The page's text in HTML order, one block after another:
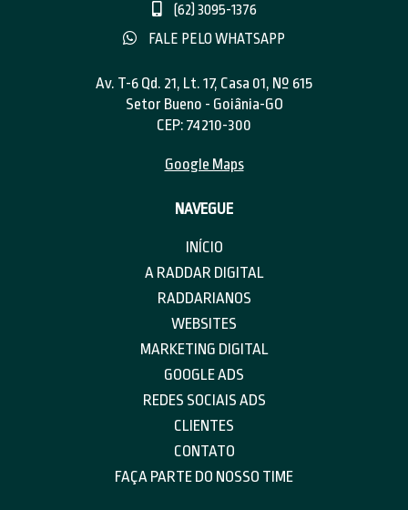
(62) 3095-1376
FALE PELO WHATSAPP
Av. T-6 Qd. 21, Lt. 17, Casa 01, Nº 615
Setor Bueno - Goiânia-GO
CEP: 74210-300
Google Maps
NAVEGUE
INÍCIO
A RADDAR DIGITAL
RADDARIANOS
WEBSITES
MARKETING DIGITAL
GOOGLE ADS
REDES SOCIAIS ADS
CLIENTES
CONTATO
FAÇA PARTE DO NOSSO TIME